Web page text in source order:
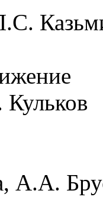
А.А.